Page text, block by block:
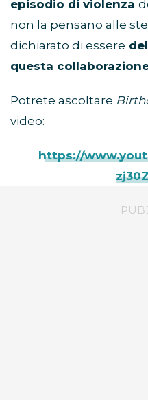
episodio di violenza
non la pensano alle
dichiarato di essere
questa
Potrete ascoltare
video:
https://